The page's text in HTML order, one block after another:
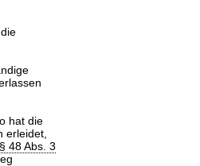
hat die
erleidet,
§ 48 Abs. 3